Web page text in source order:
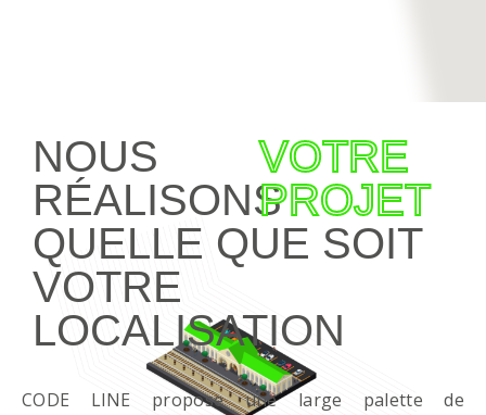
NOUS
RÉALISONS
VOTRE
PROJET
QUELLE QUE SOIT
VOTRE
LOCALISATION
CODE LINE propose une large palette de